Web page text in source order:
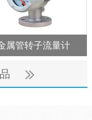
属管转子流量计